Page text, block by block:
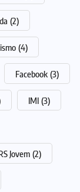
(2)
(4)
Facebook (3)
IMI (3)
Jovem (2)